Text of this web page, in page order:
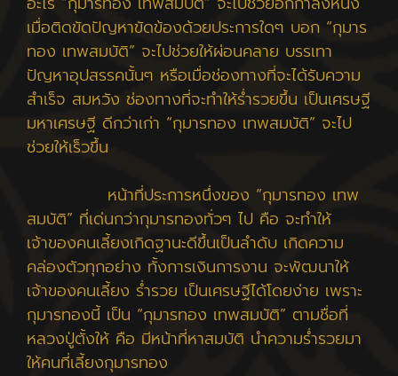
เมื่อติดขัดปัญหาขัดข้องด้วยประการใดๆ บอก “กุมาร
ทอง เทพสมบัติ” จะไปช่วยให้ผ่อนคลาย บรรเทา
ปัญหาอุปสรรคนั้นๆ หรือเมื่อช่องทางที่จะได้รับความ
สำเร็จ สมหวัง ช่องทางที่จะทำให้ร่ำรวยขึ้น เป็นเศรษฐี
มหาเศรษฐี ดีกว่าเก่า “กุมารทอง เทพสมบัติ” จะไป
ช่วยให้เร็วขึ้น
หน้าที่ประการหนึ่งของ “กุมารทอง เทพ
สมบัติ” ที่เด่นกว่ากุมารทองทั่วๆ ไป คือ จะทำให้
เจ้าของคนเลี้ยงเกิดฐานะดีขึ้นเป็นลำดับ เกิดความ
คล่องตัวทุกอย่าง ทั้งการเงินการงาน จะพัฒนาให้
เจ้าของคนเลี้ยง ร่ำรวย เป็นเศรษฐีได้โดยง่าย เพราะ
กุมารทองนี้ เป็น “กุมารทอง เทพสมบัติ” ตามชื่อที่
หลวงปู่ตั้งให้ คือ มีหน้าที่หาสมบัติ นำความร่ำรวยมา
ให้คนที่เลี้ยงกุมารทอง